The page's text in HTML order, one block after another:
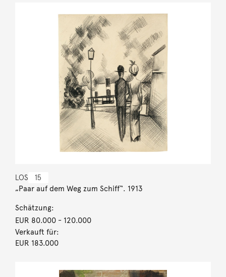
LOS 15
„Paar auf dem Weg zum Schiff“. 1913
Schätzung:
EUR 80.000- 120.000
Verkauft für:
EUR 183.000